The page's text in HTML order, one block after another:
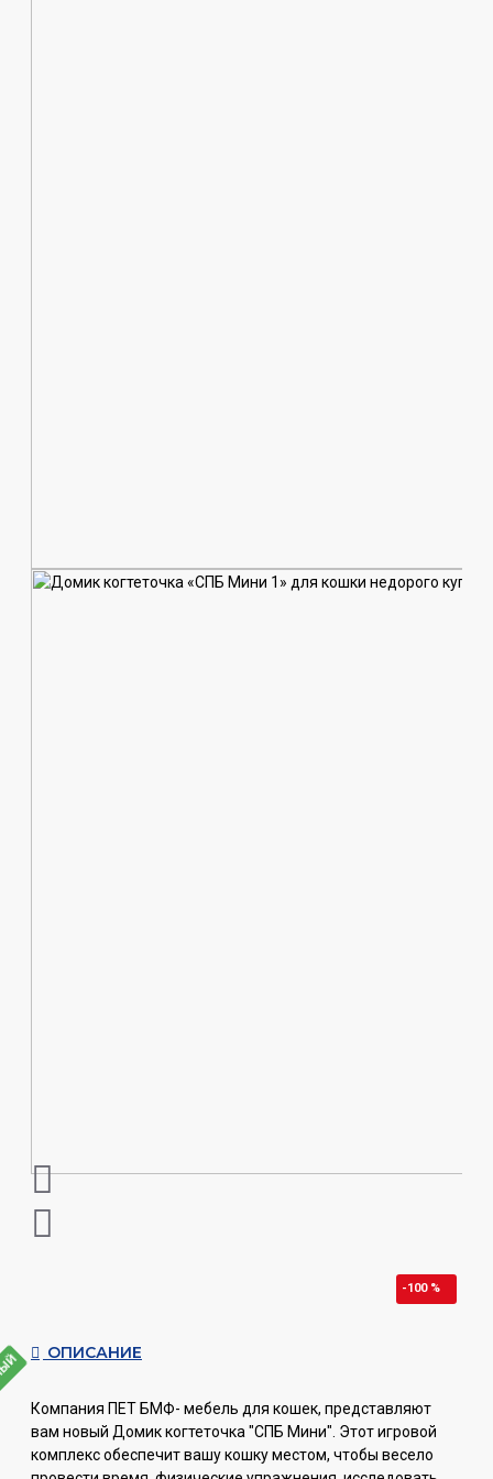
-100 %
ОПИСАНИЕ
Компания ПЕТ БМФ- мебель для кошек, представляют
вам новый Домик когтеточка "СПБ Мини". Этот игровой
комплекс обеспечит вашу кошку местом, чтобы весело